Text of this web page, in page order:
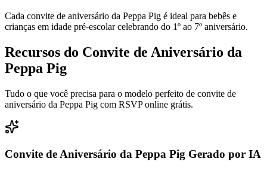
Cada convite de aniversário da Peppa Pig é ideal para bebês e
crianças em idade pré-escolar celebrando do 1º ao 7º aniversário.
Recursos do Convite de Aniversário da
Peppa Pig
Tudo o que você precisa para o modelo perfeito de convite de
aniversário da Peppa Pig com RSVP online grátis.
Convite de Aniversário da Peppa Pig Gerado por IA